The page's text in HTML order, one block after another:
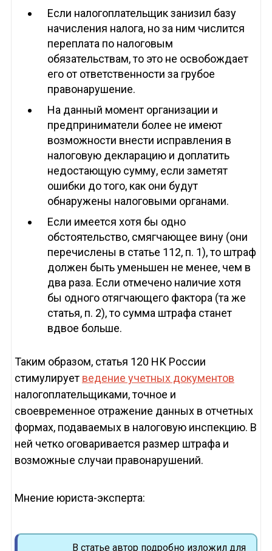
Если налогоплательщик занизил базу
начисления налога, но за ним числится
переплата по налоговым
обязательствам, то это не освобождает
его от ответственности за грубое
правонарушение.
На данный момент организации и
предприниматели более не имеют
возможности внести исправления в
налоговую декларацию и доплатить
недостающую сумму, если заметят
ошибки до того, как они будут
обнаружены налоговыми органами.
Если имеется хотя бы одно
обстоятельство, смягчающее вину (они
перечислены в статье 112, п. 1), то штраф
должен быть уменьшен не менее, чем в
два раза. Если отмечено наличие хотя
бы одного отягчающего фактора (та же
статья, п. 2), то сумма штрафа станет
вдвое больше.
Таким образом, статья 120 НК России
стимулирует ведение учетных документов
налогоплательщиками, точное и
своевременное отражение данных в отчетных
формах, подаваемых в налоговую инспекцию. В
ней четко оговаривается размер штрафа и
возможные случаи правонарушений.
Мнение юриста-эксперта:
В статье автор подробно изложил для